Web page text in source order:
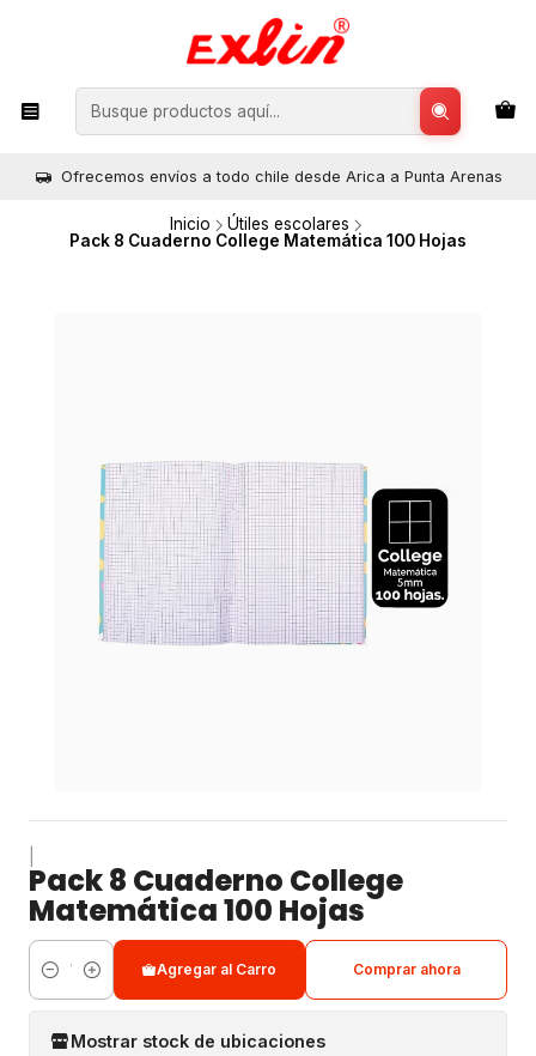
Ofrecemos envíos a todo chile desde Arica a Punta Arenas
Inicio
Útiles escolares
Pack 8 Cuaderno College Matemática 100 Hojas
Pack 8 Cuaderno College
Matemática 100 Hojas
Cantidad
Agregar al Carro Comprar ahora
Mostrar stock de ubicaciones